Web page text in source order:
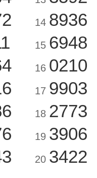
14 8936
15 6948
16 0210
17 9903
18 2773
19 3906
20 3422